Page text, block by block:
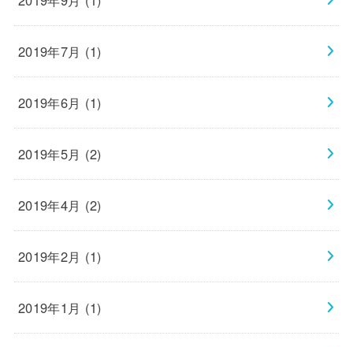
2019年7月 (1)
2019年6月 (1)
2019年5月 (2)
2019年4月 (2)
2019年2月 (1)
2019年1月 (1)